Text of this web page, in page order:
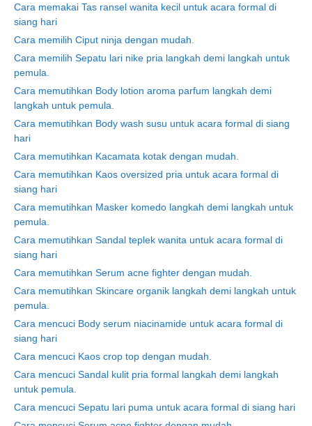
Cara memakai Tas ransel wanita kecil untuk acara formal di
siang hari
Cara memilih Ciput ninja dengan mudah.
Cara memilih Sepatu lari nike pria langkah demi langkah untuk
pemula.
Cara memutihkan Body lotion aroma parfum langkah demi
langkah untuk pemula.
Cara memutihkan Body wash susu untuk acara formal di siang
hari
Cara memutihkan Kacamata kotak dengan mudah.
Cara memutihkan Kaos oversized pria untuk acara formal di
siang hari
Cara memutihkan Masker komedo langkah demi langkah untuk
pemula.
Cara memutihkan Sandal teplek wanita untuk acara formal di
siang hari
Cara memutihkan Serum acne fighter dengan mudah.
Cara memutihkan Skincare organik langkah demi langkah untuk
pemula.
Cara mencuci Body serum niacinamide untuk acara formal di
siang hari
Cara mencuci Kaos crop top dengan mudah.
Cara mencuci Sandal kulit pria formal langkah demi langkah
untuk pemula.
Cara mencuci Sepatu lari puma untuk acara formal di siang hari